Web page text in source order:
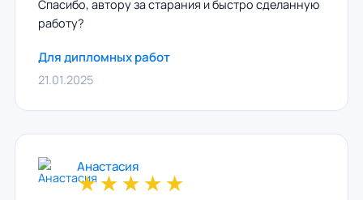
Спасибо, автору за старания и быстро сделанную
работу?
Для дипломных работ
21.01.2025
Анастасия
★★★★★